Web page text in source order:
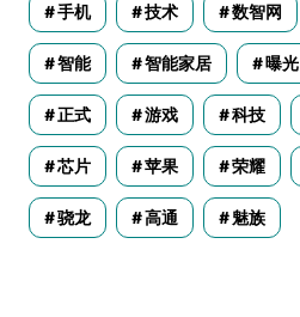
手机 技术 数智网
智能 智能家居 曝光
正式 游戏 科技
芯片 苹果 荣耀
骁龙 高通 魅族